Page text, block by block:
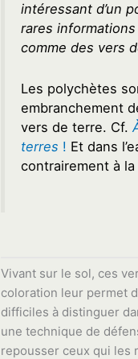
intéressant d’un
rares
comme des vers
Les polychètes
embranchement
vers de terre. Cf.
terres ! Et dans
contrairement à
Vivant sur le sol, ces
coloration leur permet
difficiles à distinguer
une technique de
repousser ceux qui les